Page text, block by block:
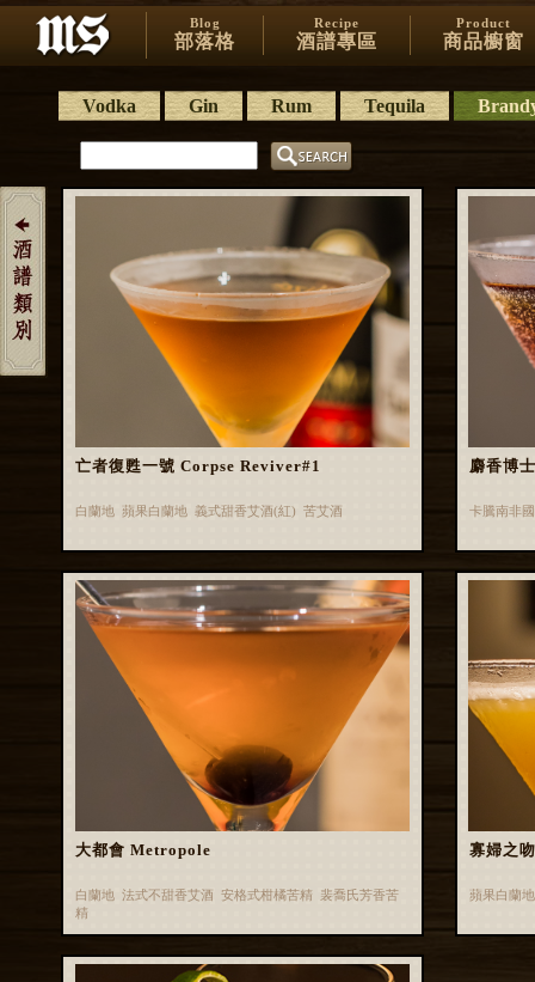
Blog
部落格
Recipe
酒譜專區
Product
商品櫥窗
Vodka Gin Rum Tequila
亡者復甦一號 Corpse Reviver#1
白蘭地 蘋果白蘭地 義式甜香艾酒(紅) 苦艾酒
麝香博
卡騰南非
大都會 Metropole
白蘭地 法式不甜香艾酒 安格式柑橘苦精 裴喬氏芳香苦
精
寡婦之
蘋果白蘭